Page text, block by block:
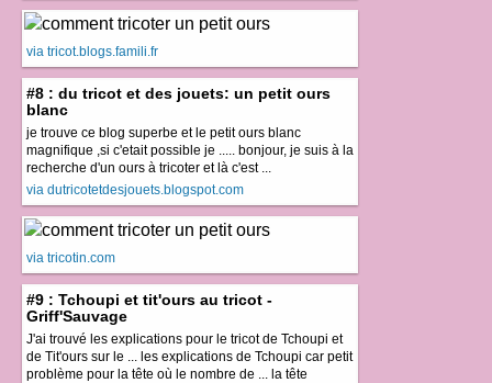
via tricot.blogs.famili.fr
#8 : du tricot et des jouets: un petit ours
blanc
je trouve ce blog superbe et le petit ours blanc
magnifique ,si c'etait possible je ..... bonjour, je suis à la
recherche d'un ours à tricoter et là c'est ...
via dutricotetdesjouets.blogspot.com
via tricotin.com
#9 : Tchoupi et tit'ours au tricot -
Griff'Sauvage
J'ai trouvé les explications pour le tricot de Tchoupi et
de Tit'ours sur le ... les explications de Tchoupi car petit
problème pour la tête où le nombre de ... la tête